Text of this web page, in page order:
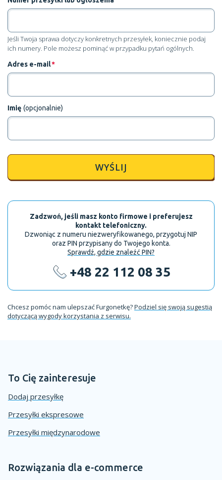
Jeśli Twoja sprawa dotyczy konkretnych przesyłek, koniecznie podaj
ich numery. Pole możesz pominąć w przypadku pytań ogólnych.
Adres e-mail*
Imię (opcjonalnie)
WYŚLIJ
Zadzwoń, jeśli masz konto firmowe i preferujesz
kontakt telefoniczny.
Dzwoniąc z numeru niezweryfikowanego, przygotuj NIP
oraz PIN przypisany do Twojego konta.
Sprawdź, gdzie znaleźć PIN?
+48 22 112 08 35
Chcesz pomóc nam ulepszać Furgonetkę?Podziel się swoją sugestią
dotyczącą wygody korzystania z serwisu.
To Cię zainteresuje
Dodaj przesyłkę
Przesyłki ekspresowe
Przesyłki międzynarodowe
Rozwiązania dla e-commerce